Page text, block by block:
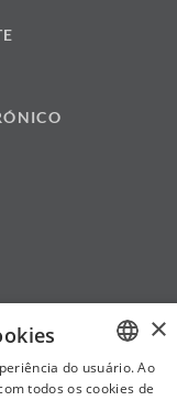
PORTUGUESE
×
do usuário. Ao
todos os cookies de